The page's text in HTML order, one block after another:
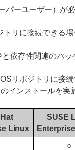
パーユーザー）が
トリに接続できる
依存性関連のパ
リポジトリに接
インストールを実
Linux
SUSE
○